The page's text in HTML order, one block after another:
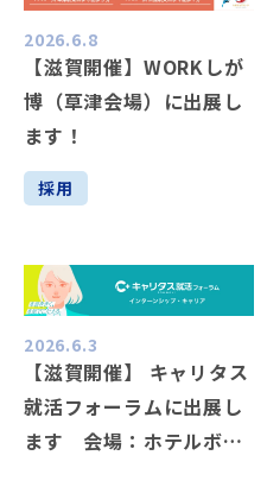
2026.6.8
【滋賀開催】WORKしが
博（草津会場）に出展し
ます！
採用
2026.6.3
【滋賀開催】 キャリタス
就活フォーラムに出展し
ます 会場：ホテルボス